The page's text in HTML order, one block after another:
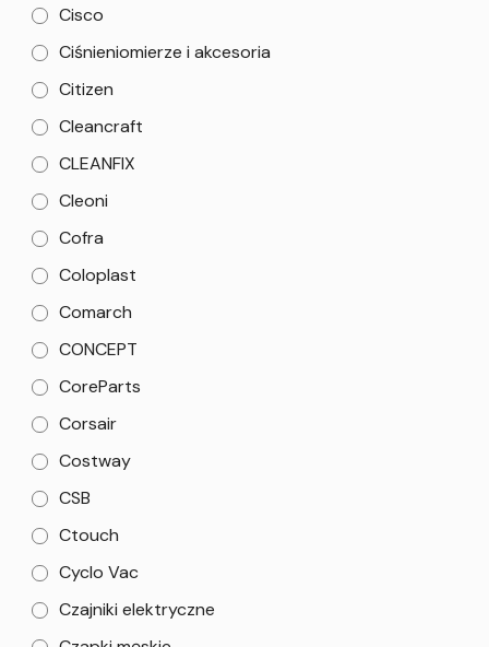
Cisco
Ciśnieniomierze i akcesoria
Citizen
Cleancraft
CLEANFIX
Cleoni
Cofra
Coloplast
Comarch
CONCEPT
CoreParts
Corsair
Costway
CSB
Ctouch
Cyclo Vac
Czajniki elektryczne